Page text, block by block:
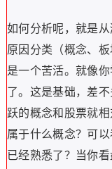
如何分析呢，就是
原因分类（概念、
是一个苦活。就像
了。这是基础，差
跃的概念和股票就
属于什么概念？可
已经熟悉了？当你看